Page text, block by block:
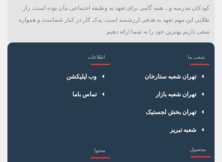
کودکان مدرسه و... همه گامی برای تعهد به وظیفه اجتماعی مان بوده است. راز
طلایی این مهم تعهد به هدفی ارزشمند است. یدک کار در کنار شماست و همواره
سعی داریم بهترین خود را به شما ارائه دهیم
شعب ما
تهران شعبه ستارخان
تهران شعبه بازار
تهران بخش لجستیک
شعبه تبریز
اطلاعات
وب اپلیکشن
تماس باما
محصول محتوا
×